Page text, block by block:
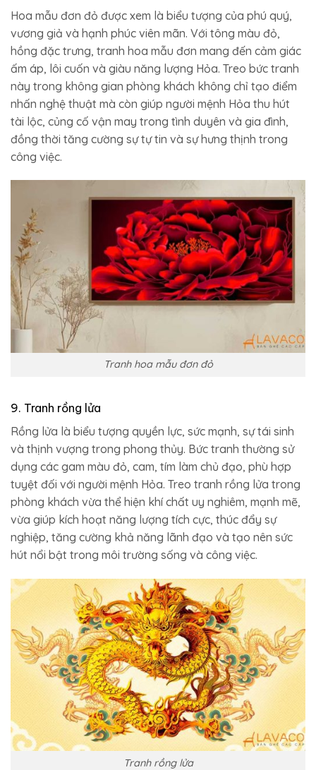
Hoa mẫu đơn đỏ được xem là biểu tượng của phú quý,
vương giả và hạnh phúc viên mãn. Với tông màu đỏ,
hồng đặc trưng, tranh hoa mẫu đơn mang đến cảm giác
ấm áp, lôi cuốn và giàu năng lượng Hỏa. Treo bức tranh
này trong không gian phòng khách không chỉ tạo điểm
nhấn nghệ thuật mà còn giúp người mệnh Hỏa thu hút
tài lộc, củng cố vận may trong tình duyên và gia đình,
đồng thời tăng cường sự tự tin và sự hưng thịnh trong
công việc.
Tranh hoa mẫu đơn đỏ
9. Tranh rồng lửa
Rồng lửa là biểu tượng quyền lực, sức mạnh, sự tái sinh
và thịnh vượng trong phong thủy. Bức tranh thường sử
dụng các gam màu đỏ, cam, tím làm chủ đạo, phù hợp
tuyệt đối với người mệnh Hỏa. Treo tranh rồng lửa trong
phòng khách vừa thể hiện khí chất uy nghiêm, mạnh mẽ,
vừa giúp kích hoạt năng lượng tích cực, thúc đẩy sự
nghiệp, tăng cường khả năng lãnh đạo và tạo nên sức
hút nổi bật trong môi trường sống và công việc.
Tranh rồng lửa